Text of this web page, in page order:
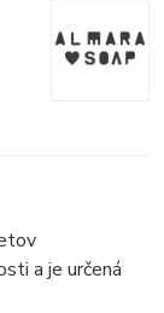
a je určená